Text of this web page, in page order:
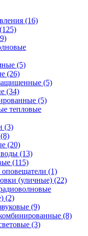
(16)
(125)
(5)
(26)
(5)
(34)
(5)
тепловые
(3)
(8)
(20)
воды (13)
(115)
(1)
(уличные) (22)
(2)
(9)
(8)
(3)